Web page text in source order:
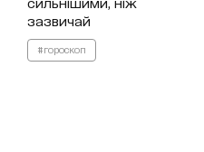
зазвичай
#гороскоп